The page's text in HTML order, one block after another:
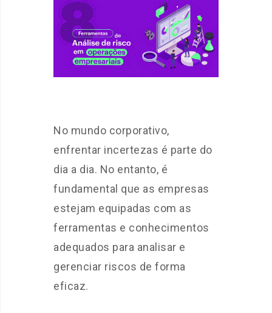
No mundo corporativo,
enfrentar incertezas é parte do
dia a dia. No entanto, é
fundamental que as empresas
estejam equipadas com as
ferramentas e conhecimentos
adequados para analisar e
gerenciar riscos de forma
eficaz.